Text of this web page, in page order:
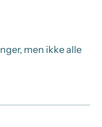
men ikke alle